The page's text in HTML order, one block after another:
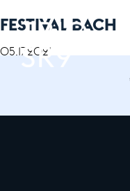
FESTIVAL BACH
05.17.2021